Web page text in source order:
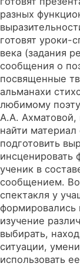
разных
готовят уроки-
века (задания
сообщения о
посвященные
альманахи
любимому
А.А.
найти
подготовить
ученик в
сообщением.
спектакля у
изучение
выбирать,
ситуации,
использовать